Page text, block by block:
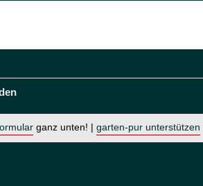
ganz unten! | garten-pur unterstützen